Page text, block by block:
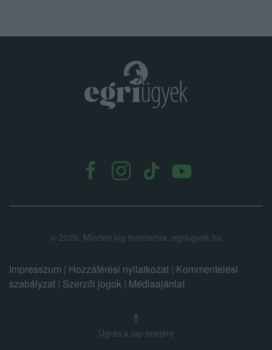
© 2026. Minden jog fenntartva. egriugyek.hu
Impresszum | Hozzáférési nyilatkozat | Kommentelési
szabályzat | Szerzői jogok | Médiaajánlat
Ugrás a lap tetejére